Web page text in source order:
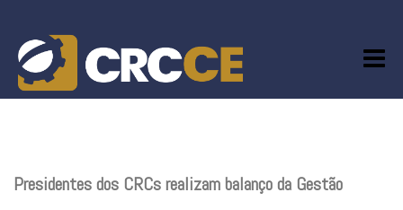
content
Presidentes dos CRCs realizam balanço da Gestão